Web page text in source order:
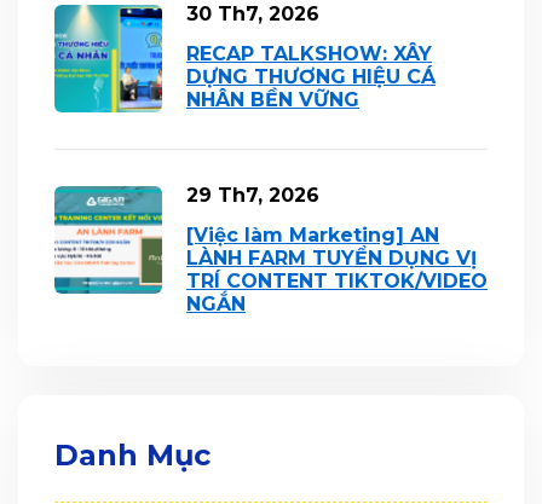
30 Th7, 2026
RECAP TALKSHOW: XÂY
DỰNG THƯƠNG HIỆU CÁ
NHÂN BỀN VỮNG
29 Th7, 2026
[Việc làm Marketing] AN
LÀNH FARM TUYỂN DỤNG VỊ
TRÍ CONTENT TIKTOK/VIDEO
NGẮN
Danh Mục